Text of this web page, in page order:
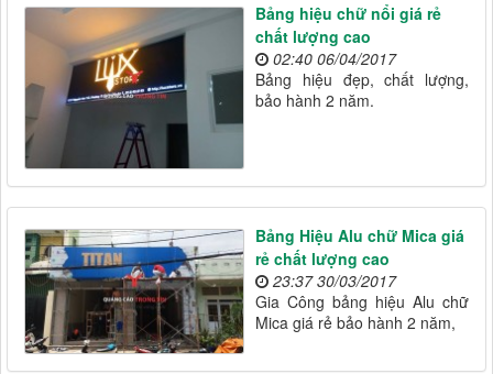
Bảng hiệu chữ nổi giá rẻ
chất lượng cao
02:40 06/04/2017
Bảng hiệu đẹp, chất lượng,
bảo hành 2 năm.
Bảng Hiệu Alu chữ Mica giá
rẻ chất lượng cao
23:37 30/03/2017
Gia Công bảng hiệu Alu chữ
Mica giá rẻ bảo hành 2 năm,